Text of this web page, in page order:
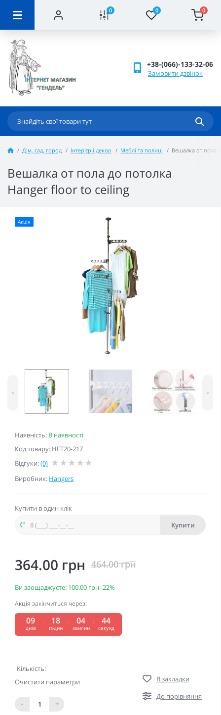
0 0 0
+38-(066)-133-32-06
Замовити дзвінок
ДІм, сад, город Інтер'єр і декор Меблі та полиці Вешалка от пола
Вешалка от пола до потолка
Hanger floor to ceiling
Наявність: В наявності
Код товару: HFT20-217
Відгуки:(0)
Виробник: Hangers
Акція
< >
Купити в один клік
Купити
364.00 грн 464.00 грн
Ви заощаджуєте: 100.00 грн-22%
Акція закінчиться через:
09
днів
18
годин
04
хвилин
43
секунд
Кількість:
Очистити параметри
- +
В закладки
До порівняння